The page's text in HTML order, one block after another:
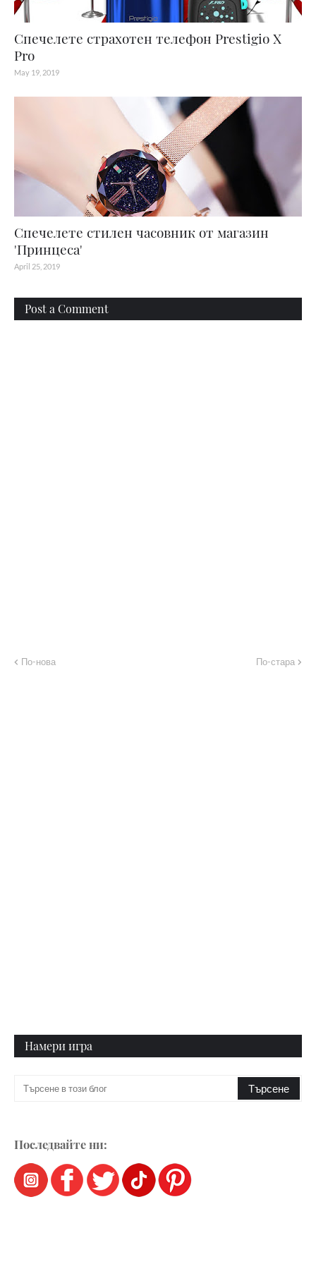
Спечелете страхотен телефон Prestigio X
Pro
May 19, 2019
Спечелете стилен часовник от магазин
'Принцеса'
April 25, 2019
Post a Comment
По-нова По-стара
Намери игра
Последвайте ни: